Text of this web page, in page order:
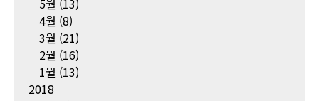
5월 (13)
4월 (8)
3월 (21)
2월 (16)
1월 (13)
2018